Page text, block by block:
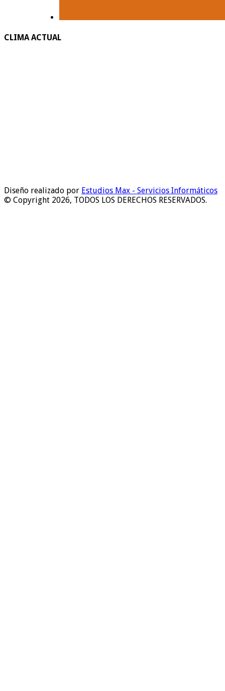
CLIMA ACTUAL
Diseño realizado por Estudios Max - Servicios Informáticos
© Copyright 2026, TODOS LOS DERECHOS RESERVADOS.